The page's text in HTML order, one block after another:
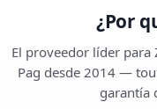
¿Por
El proveedor líder para
Pag desde 2014 —
garantía